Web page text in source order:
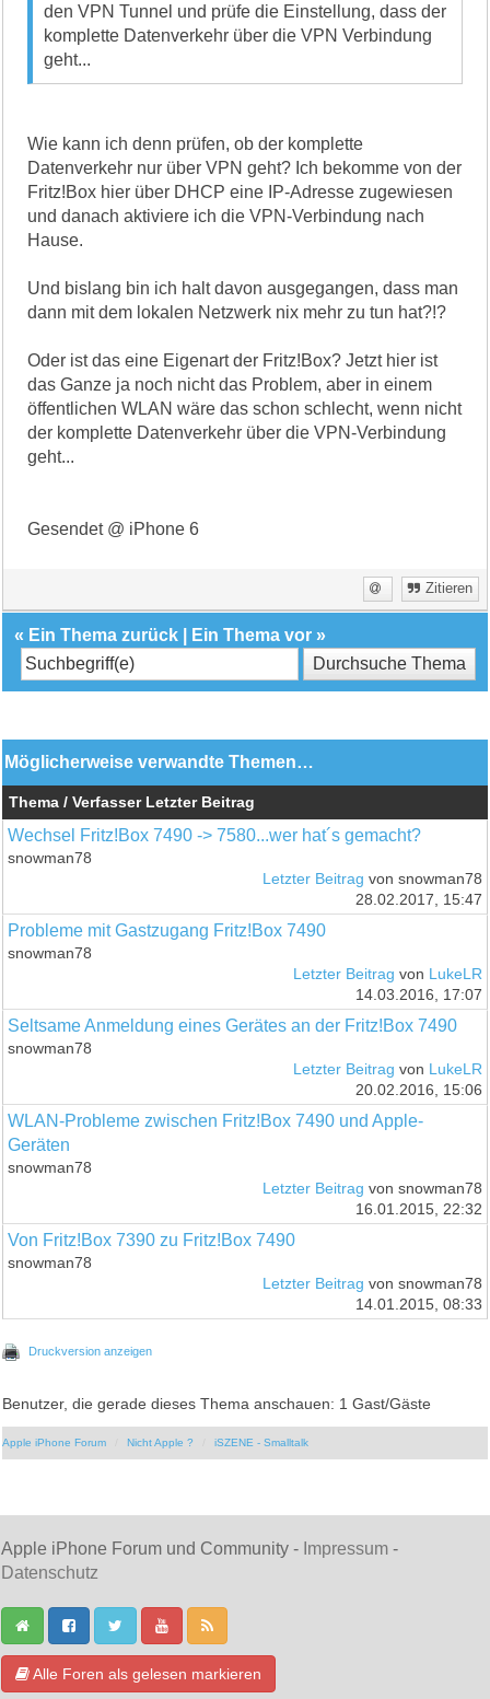
den VPN Tunnel und prüfe die Einstellung, dass der
komplette Datenverkehr über die VPN Verbindung
geht...
Wie kann ich denn prüfen, ob der komplette
Datenverkehr nur über VPN geht? Ich bekomme von der
Fritz!Box hier über DHCP eine IP-Adresse zugewiesen
und danach aktiviere ich die VPN-Verbindung nach
Hause.
Und bislang bin ich halt davon ausgegangen, dass man
dann mit dem lokalen Netzwerk nix mehr zu tun hat?!?
Oder ist das eine Eigenart der Fritz!Box? Jetzt hier ist
das Ganze ja noch nicht das Problem, aber in einem
öffentlichen WLAN wäre das schon schlecht, wenn nicht
der komplette Datenverkehr über die VPN-Verbindung
geht...
Gesendet @ iPhone 6
Zitieren
« Ein Thema zurück Ein Thema vor »
Möglicherweise verwandte Themen…
Thema / Verfasser Letzter Beitrag
Wechsel Fritz!Box 7490 -> 7580...wer hat´s gemacht?
snowman78
Letzter Beitrag von snowman78
28.02.2017, 15:47
Probleme mit Gastzugang Fritz!Box 7490
snowman78
Letzter Beitrag von LukeLR
14.03.2016, 17:07
Seltsame Anmeldung eines Gerätes an der Fritz!Box 7490
snowman78
Letzter Beitrag von LukeLR
20.02.2016, 15:06
WLAN-Probleme zwischen Fritz!Box 7490 und Apple-
Geräten
snowman78
Letzter Beitrag von snowman78
16.01.2015, 22:32
Von Fritz!Box 7390 zu Fritz!Box 7490
snowman78
Letzter Beitrag von snowman78
14.01.2015, 08:33
Druckversion anzeigen
Benutzer, die gerade dieses Thema anschauen: 1 Gast/Gäste
Apple iPhone Forum Nicht Apple ? iSZENE - Smalltalk
Apple iPhone Forum und Community - Impressum -
Datenschutz
Alle Foren als gelesen markieren